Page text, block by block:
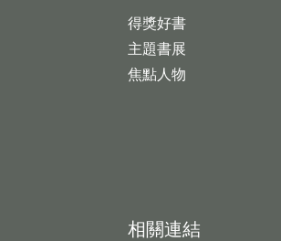
得獎好書
主題書展
焦點人物
相關連結